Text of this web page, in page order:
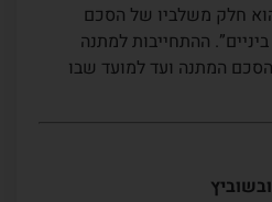
חלק משלביו של הסכם
ההתחייבות למתנה
המתנה ועד למועד שבו